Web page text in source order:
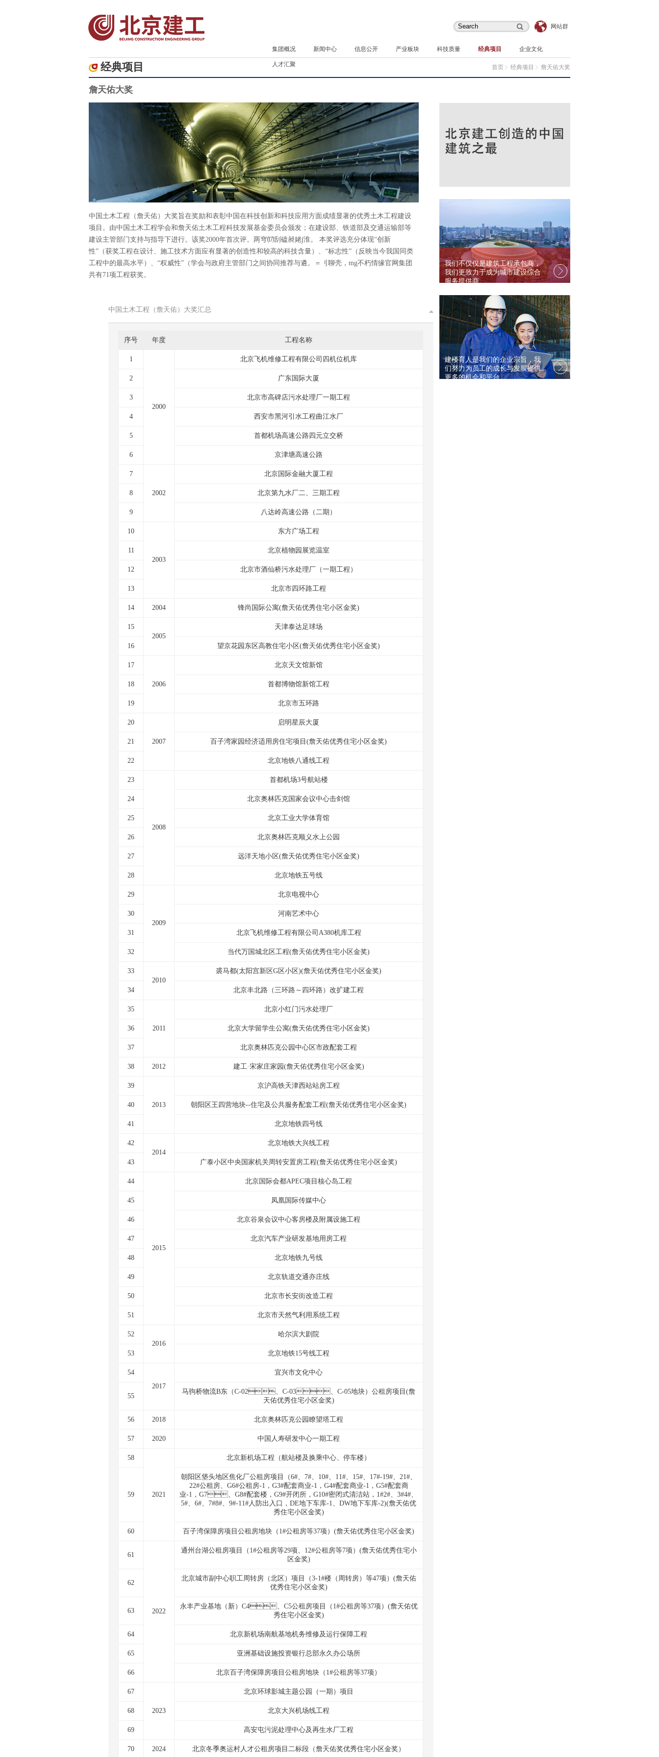
网站群
集团概况 新闻中心 信息公开 产业板块 科技质量 经典项目 企业文化
人才汇聚
经典项目 首页 经典项目 詹天佑大奖
詹天佑大奖
中国土木工程（詹天佑）大奖旨在奖励和表彰中国在科技创新和科技应用方面成绩显著的优秀土木工程建设
项目。由中国土木工程学会和詹天佑土木工程科技发展基金委员会颁发；在建设部、铁道部及交通运输部等
建设主管部门支持与指导下进行。该奖2000年首次评。两穹⒄刮磕昶姥∫淮。 本奖评选充分体现“创新
性”（获奖工程在设计、施工技术方面应有显著的创造性和较高的科技含量）、“标志性”（反映当今我国同类
工程中的最高水平）、“权威性”（学会与政府主管部门之间协同推荐与遴。＝刂聊壳，mg不朽情缘官网集团
共有71项工程获奖。
中国土木工程（詹天佑）大奖汇总
序号 年度 工程名称
1
2000
北京飞机维修工程有限公司四机位机库
2 广东国际大厦
3 北京市高碑店污水处理厂一期工程
4 西安市黑河引水工程曲江水厂
5 首都机场高速公路四元立交桥
6 京津塘高速公路
7
2002
北京国际金融大厦工程
8 北京第九水厂二、三期工程
9 八达岭高速公路（二期）
10
2003
东方广场工程
11 北京植物园展览温室
12 北京市酒仙桥污水处理厂（一期工程）
13 北京市四环路工程
14 2004 锋尚国际公寓(詹天佑优秀住宅小区金奖)
15
2005
天津泰达足球场
16 望京花园东区高教住宅小区(詹天佑优秀住宅小区金奖)
17
2006
北京天文馆新馆
18 首都博物馆新馆工程
19 北京市五环路
20
2007
启明星辰大厦
21 百子湾家园经济适用房住宅项目(詹天佑优秀住宅小区金奖)
22 北京地铁八通线工程
23
2008
首都机场3号航站楼
24 北京奥林匹克国家会议中心击剑馆
25 北京工业大学体育馆
26 北京奥林匹克顺义水上公园
27 远洋天地小区(詹天佑优秀住宅小区金奖)
28 北京地铁五号线
29
2009
北京电视中心
30 河南艺术中心
31 北京飞机维修工程有限公司A380机库工程
32 当代万国城北区工程(詹天佑优秀住宅小区金奖)
33
2010
裘马都(太阳宫新区G区小区)(詹天佑优秀住宅小区金奖)
34 北京丰北路（三环路～四环路）改扩建工程
35
2011
北京小红门污水处理厂
36 北京大学留学生公寓(詹天佑优秀住宅小区金奖)
37 北京奥林匹克公园中心区市政配套工程
38 2012 建工·宋家庄家园(詹天佑优秀住宅小区金奖)
39
2013
京沪高铁天津西站站房工程
40 朝阳区王四营地块--住宅及公共服务配套工程(詹天佑优秀住宅小区金奖)
41 北京地铁四号线
42
2014
北京地铁大兴线工程
43 广泰小区中央国家机关周转安置房工程(詹天佑优秀住宅小区金奖)
44
2015
北京国际会都APEC项目核心岛工程
45 凤凰国际传媒中心
46 北京谷泉会议中心客房楼及附属设施工程
47 北京汽车产业研发基地用房工程
48 北京地铁九号线
49 北京轨道交通亦庄线
50 北京市长安街改造工程
51 北京市天然气利用系统工程
52
2016
哈尔滨大剧院
53 北京地铁15号线工程
54
2017
宜兴市文化中心
55
马驹桥物流B东（C-02、C-03、C-05地块）公租房项目(詹
天佑优秀住宅小区金奖)
56 2018 北京奥林匹克公园瞭望塔工程
57 2020 中国人寿研发中心一期工程
58
2021
北京新机场工程（航站楼及换乘中心、停车楼）
59
朝阳区垡头地区焦化厂公租房项目（6#、7#、10#、11#、15#、17#-19#、21#、
22#公租房、G6#公租房-1，G3#配套商业-1，G4#配套商业-1，G5#配套商
业-1，G7、G8#配套楼，G9#开闭所，G10#密闭式清洁站，1#2#、3#4#、
5#、6#、7#8#、9#-11#人防出入口，DE地下车库-1、DW地下车库-2)(詹天佑优
秀住宅小区金奖)
60 百子湾保障房项目公租房地块（1#公租房等37项）(詹天佑优秀住宅小区金奖)
61
2022
通州台湖公租房项目（1#公租房等29项、12#公租房等7项）(詹天佑优秀住宅小
区金奖)
62
北京城市副中心职工周转房（北区）项目（3-1#楼（周转房）等47项）(詹天佑
优秀住宅小区金奖)
63
永丰产业基地（新）C4、C5公租房项目（1#公租房等37项）(詹天佑优
秀住宅小区金奖)
64 北京新机场南航基地机务维修及运行保障工程
65 亚洲基础设施投资银行总部永久办公场所
66 北京百子湾保障房项目公租房地块（1#公租房等37项）
67
2023
北京环球影城主题公园（一期）项目
68 北京大兴机场线工程
69 高安屯污泥处理中心及再生水厂工程
70 2024 北京冬季奥运村人才公租房项目二标段（詹天佑奖优秀住宅小区金奖）
我们不仅仅是建筑工程承包商，
我们更致力于成为城市建设综合
服务提供商。
建楼育人是我们的企业宗旨，我
们努力为员工的成长与发展提供
更多的机会和平台。